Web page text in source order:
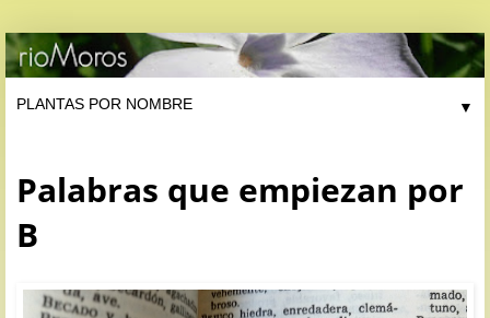
▼
Palabras que empiezan por
B